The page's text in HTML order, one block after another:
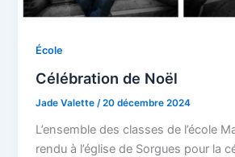
École
Célébration de Noël
Jade Valette/20 décembre 2024
L’ensemble des classes de l’école
rendu à l’église de Sorgues pour la